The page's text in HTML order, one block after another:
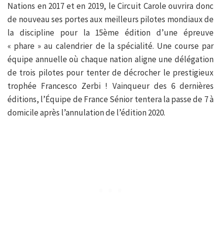
Nations en 2017 et en 2019, le Circuit Carole ouvrira donc
de nouveau ses portes aux meilleurs pilotes mondiaux de
la discipline pour la 15ème édition d’une épreuve
« phare » au calendrier de la spécialité. Une course par
équipe annuelle où chaque nation aligne une délégation
de trois pilotes pour tenter de décrocher le prestigieux
trophée Francesco Zerbi ! Vainqueur des 6 dernières
éditions, l’Équipe de France Sénior tentera la passe de 7 à
domicile après l’annulation de l’édition 2020.